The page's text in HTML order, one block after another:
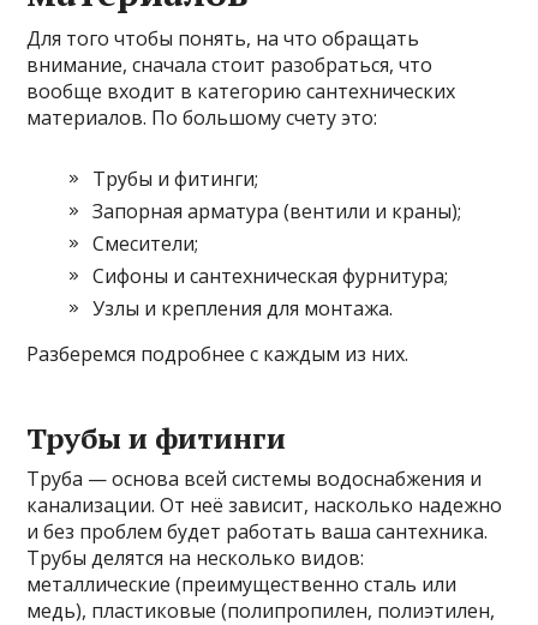
Для того чтобы понять, на что обращать
внимание, сначала стоит разобраться, что
вообще входит в категорию сантехнических
материалов. По большому счету это:
Трубы и фитинги;
Запорная арматура (вентили и краны);
Смесители;
Сифоны и сантехническая фурнитура;
Узлы и крепления для монтажа.
Разберемся подробнее с каждым из них.
Трубы и фитинги
Труба — основа всей системы водоснабжения и
канализации. От неё зависит, насколько надежно
и без проблем будет работать ваша сантехника.
Трубы делятся на несколько видов:
металлические (преимущественно сталь или
медь), пластиковые (полипропилен, полиэтилен,